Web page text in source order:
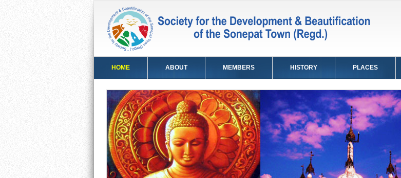
HOME ABOUT MEMBERS HISTORY PLACES
Lord Buddha's Visit
DHAMMA
PATTHAN
Sonepat, Haryana,